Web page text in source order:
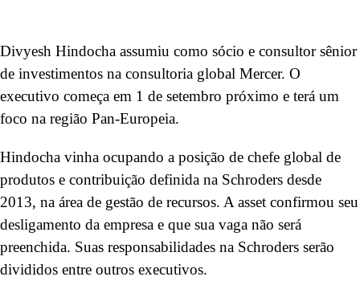
Divyesh Hindocha assumiu como sócio e consultor sênior
de investimentos na consultoria global Mercer. O
executivo começa em 1 de setembro próximo e terá um
foco na região Pan-Europeia.
Hindocha vinha ocupando a posição de chefe global de
produtos e contribuição definida na Schroders desde
2013, na área de gestão de recursos. A asset confirmou seu
desligamento da empresa e que sua vaga não será
preenchida. Suas responsabilidades na Schroders serão
divididos entre outros executivos.